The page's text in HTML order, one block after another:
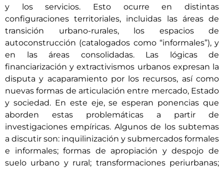
y los servicios. Esto ocurre en distintas
configuraciones territoriales, incluidas las áreas de
transición urbano-rurales, los espacios de
autoconstrucción (catalogados como “informales”), y
en las áreas consolidadas. Las lógicas de
financiarización y extractivismos urbanos expresan la
disputa y acaparamiento por los recursos, así como
nuevas formas de articulación entre mercado, Estado
y sociedad. En este eje, se esperan ponencias que
aborden estas problemáticas a partir de
investigaciones empíricas. Algunos de los subtemas
a discutir son: inquilinización y submercados formales
e informales; formas de apropiación y despojo de
suelo urbano y rural; transformaciones periurbanas;